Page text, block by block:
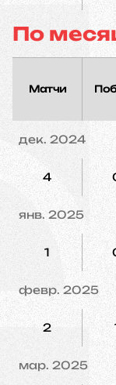
По
Матчи
дек. 2024
4
янв. 2025
1
февр. 2025
2
мар. 2025